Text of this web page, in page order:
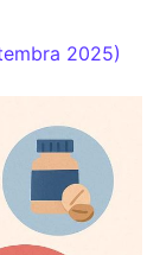
2025)